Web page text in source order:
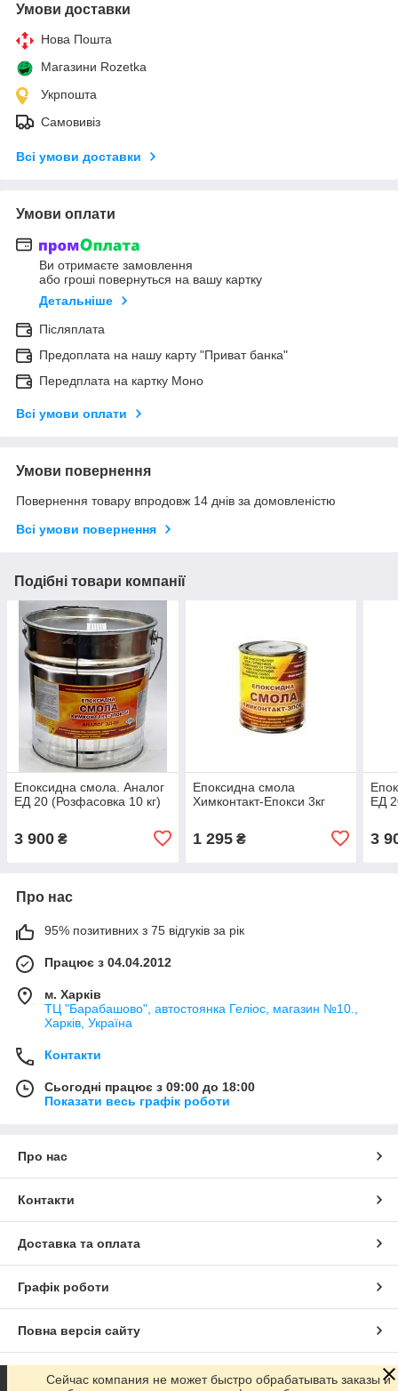
Умови доставки
Нова Пошта
Магазини Rozetka
Укрпошта
Самовивіз
Всі умови доставки
Умови оплати
Ви отримаєте замовлення
або гроші повернуться на вашу картку
Детальніше
Післяплата
Предоплата на нашу карту "Приват банка"
Передплата на картку Моно
Всі умови оплати
Умови повернення
Повернення товару впродовж 14 днів за домовленістю
Всі умови повернення
Подібні товари компанії
Епоксидна смола. Аналог
ЕД 20 (Розфасовка 10 кг)
3 900 ₴
Епоксидна смола
Химконтакт-Епокси 3кг
1 295₴
ЕД
3
Про нас
95% позитивних з 75 відгуків за рік
Працює з 04.04.2012
м. Харків
ТЦ "Барабашово", автостоянка Геліос, магазин №10.,
Харків, Україна
Контакти
Сьогодні працює з 09:00 до 18:00
Показати весь графік роботи
Про нас
Контакти
Доставка та оплата
Графік роботи
Повна версія сайту
Сайт створено на маркетплейсі Prom.ua
Сейчас компания не может быстро обрабатывать заказы и